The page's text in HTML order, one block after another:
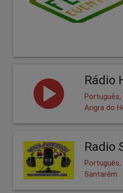
Rádio
Português,
Angra do
Radio
Português,
Santarém